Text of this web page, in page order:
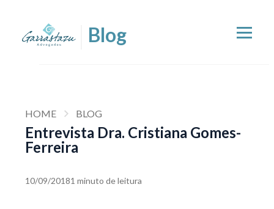
HOME BLOG
Entrevista Dra. Cristiana Gomes-
Ferreira
10/09/20181 minuto de leitura